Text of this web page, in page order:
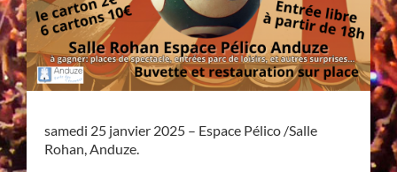
samedi 25 janvier 2025 – Espace Pélico /Salle
Rohan, Anduze.